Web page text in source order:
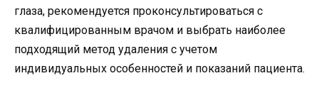
глаза, рекомендуется проконсультироваться с
квалифицированным врачом и выбрать наиболее
подходящий метод удаления с учетом
индивидуальных особенностей и показаний пациента.